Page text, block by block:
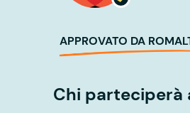
APPROVATO DA
Chi parteciperà